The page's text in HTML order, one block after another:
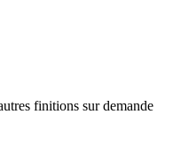
finitions sur demande